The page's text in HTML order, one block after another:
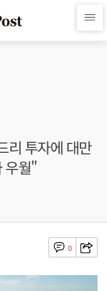
리 투자에 대만
우월"
0